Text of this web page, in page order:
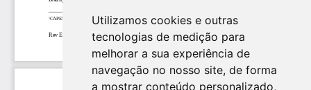
Utilizamos cookies e outras
tecnologias de medição para
melhorar a sua experiência de
navegação no nosso site, de forma
a mostrar conteúdo personalizado,